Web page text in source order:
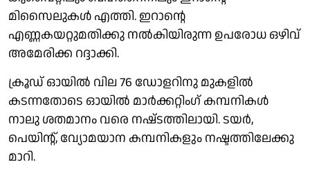
മിസൈലുകൾ എത്തി. ഇറാൻ്റെ
എണ്ണകയറ്റുമതിക്കു നൽകിയിരുന്ന ഉപരോധ ഒഴിവ്
അമേരിക്ക റദ്ദാക്കി.
ക്രൂഡ് ഓയിൽ വില 76 ഡോളറിനു മുകളിൽ
കടന്നതോടെ ഓയിൽ മാർക്കറ്റിംഗ് കമ്പനികൾ
നാലു ശതമാനം വരെ നഷ്‌ടത്തിലായി. ടയർ,
പെയിൻ്റ്, വ്യോമയാന കമ്പനികളും നഷ്ടത്തിലേക്കു
മാറി.